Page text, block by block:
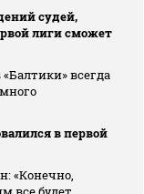
судей,
лиги сможет
всегда
в первой
«Конечно,